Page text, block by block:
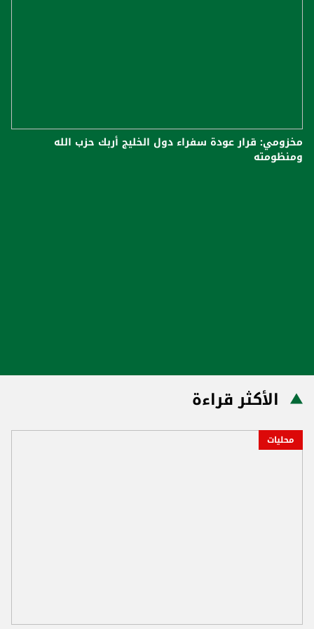
مخزومي: قرار عودة سفراء دول الخليج أربك حزب الله
ومنظومته
الأكثر قراءة
محليات